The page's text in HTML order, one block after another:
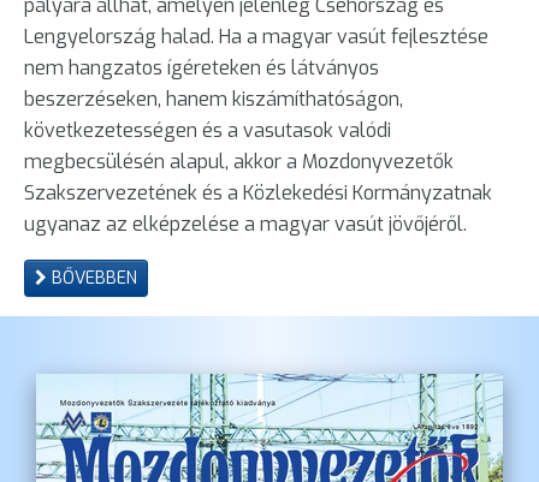
pályára állhat, amelyen jelenleg Csehország és
Lengyelország halad. Ha a magyar vasút fejlesztése
nem hangzatos ígéreteken és látványos
beszerzéseken, hanem kiszámíthatóságon,
következetességen és a vasutasok valódi
megbecsülésén alapul, akkor a Mozdonyvezetők
Szakszervezetének és a Közlekedési Kormányzatnak
ugyanaz az elképzelése a magyar vasút jövőjéről.
BŐVEBBEN